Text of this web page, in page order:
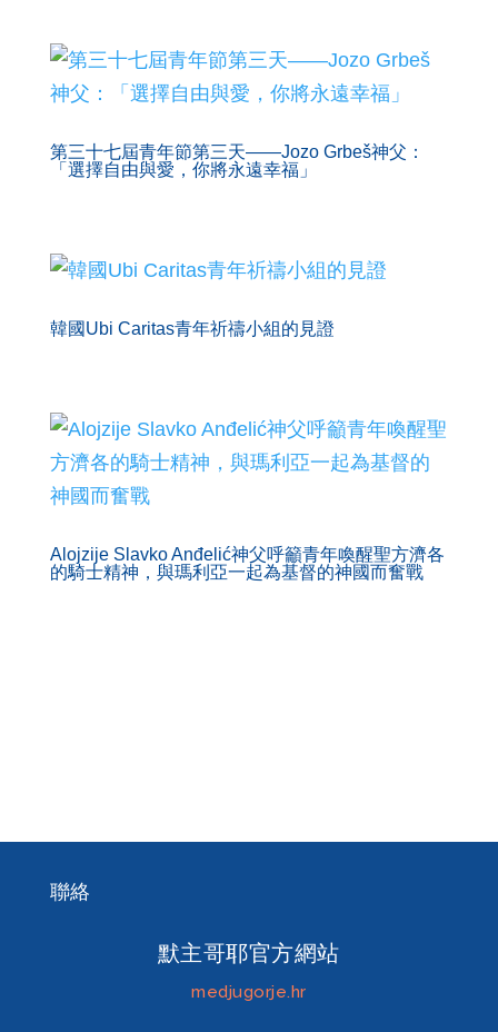
第三十七屆青年節第三天——Jozo Grbeš神父：
「選擇自由與愛，你將永遠幸福」
韓國Ubi Caritas青年祈禱小組的見證
Alojzije Slavko Anđelić神父呼籲青年喚醒聖方濟各
的騎士精神，與瑪利亞一起為基督的神國而奮戰
聯絡
默主哥耶官方網站
medjugorje.hr